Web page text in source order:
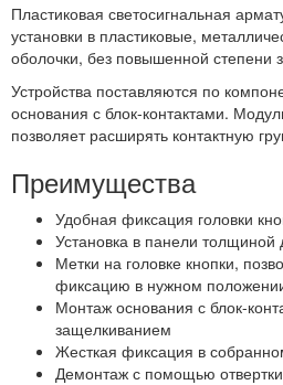
Пластиковая светосигнальная
установки в пластиковые,
оболочки, без повышенной степени
Устройства поставляются по
основания с блок-контактами.
позволяет расширять контактную
Преимущества
Удобная фиксация головки
Установка в панели
Метки на головке кнопки,
фиксацию в нужном
Монтаж основания с блок-
защелкиванием
Жесткая фиксация в
Демонтаж с помощью отвертки